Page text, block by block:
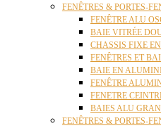
FENÊTRES & PORTES-
FENÊTRE ALU
BAIE VITRÉE
CHASSIS FIXE
FENÊTRES ET
BAIE EN
FENÊTRE
FENETRE
BAIES ALU
FENÊTRES & PORTES-